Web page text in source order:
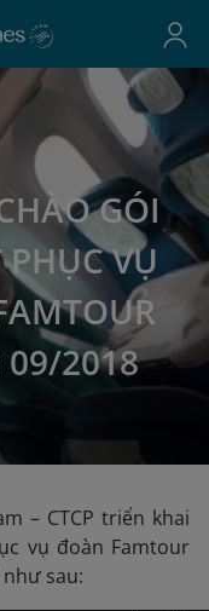
GÓI
VỤ
09/2018
– CTCP triển khai
vụ đoàn Famtour
sau: